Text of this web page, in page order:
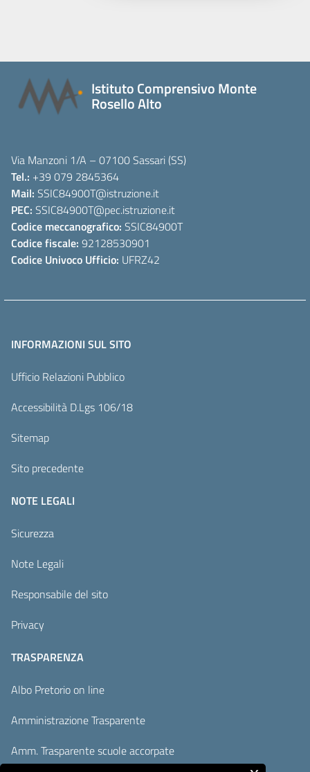
Istituto Comprensivo Monte
Rosello Alto
Via Manzoni 1/A – 07100 Sassari (SS)
Tel.: +39 079 2845364
Mail: SSIC84900T@istruzione.it
PEC: SSIC84900T@pec.istruzione.it
Codice meccanografico: SSIC84900T
Codice fiscale: 92128530901
Codice Univoco Ufficio: UFRZ42
INFORMAZIONI SUL SITO
Ufficio Relazioni Pubblico
Accessibilità D.Lgs 106/18
Sitemap
Sito precedente
NOTE LEGALI
Sicurezza
Note Legali
Responsabile del sito
Privacy
TRASPARENZA
Albo Pretorio on line
Amministrazione Trasparente
Amm. Trasparente scuole accorpate